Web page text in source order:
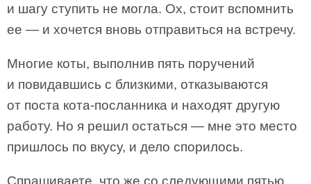
и шагу ступить не могла. Ох, стоит вспомнить
ее — и хочется вновь отправиться на встречу.
Многие коты, выполнив пять поручений
и повидавшись с близкими, отказываются
от поста кота-посланника и находят другую
работу. Но я решил остаться — мне это место
пришлось по вкусу, и дело спорилось.
Спрашиваете, что же со следующими пятью